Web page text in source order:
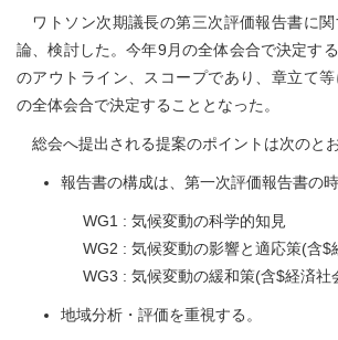
ワトソン次期議長の第三次評価報告書に
論、検討した。今年9月の全体会合で決定す
のアウトライン、スコープであり、章立て
の全体会合で決定することとなった。
総会へ提出される提案のポイントは次のとお
報告書の構成は、第一次評価報告書の時
WG1 : 気候変動の科学的知見
WG2 : 気候変動の影響と適応策(含$
WG3 : 気候変動の緩和策(含$経済社
地域分析・評価を重視する。